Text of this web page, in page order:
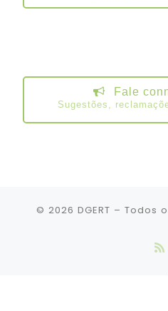
Fale
Sugestões,
© 2026 DGERT – Todos